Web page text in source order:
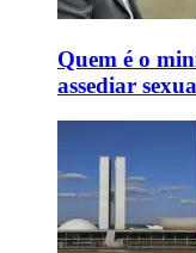
Quem é o
assediar